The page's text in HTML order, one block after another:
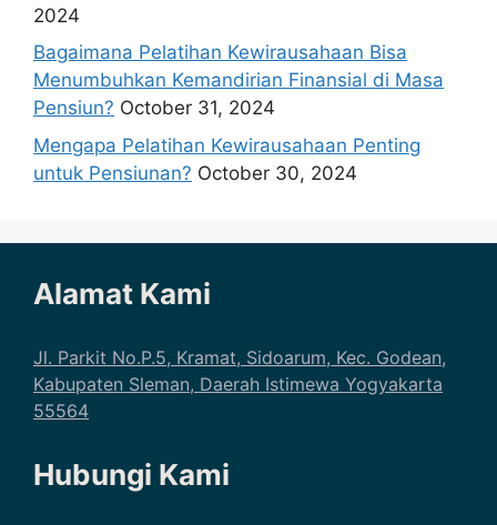
2024
Bagaimana Pelatihan Kewirausahaan Bisa
Menumbuhkan Kemandirian Finansial di Masa
Pensiun? October 31, 2024
Mengapa Pelatihan Kewirausahaan Penting
untuk Pensiunan? October 30, 2024
Alamat Kami
Jl. Parkit No.P.5, Kramat, Sidoarum, Kec. Godean,
Kabupaten Sleman, Daerah Istimewa Yogyakarta
55564
Hubungi Kami